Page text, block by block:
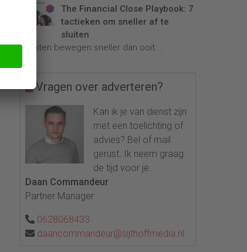
The Financial Close Playbook: 7
tactieken om sneller af te
sluiten
Markten bewegen sneller dan ooit....
Vragen over adverteren?
Kan ik je van dienst zijn
met een toelichting of
advies? Bel of mail
gerust. Ik neem graag
de tijd voor je.
Daan Commandeur
Partner Manager
0628068433
daancommandeur@sijthoffmedia.nl